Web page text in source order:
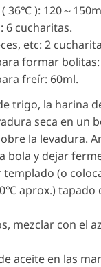
36℃ ): 120～
6 cucharitas.
etc: 2
formar
freír: 60ml.
trigo, la harina
seca en un
la levadura.
bola y dejar
(o
aprox.) tapado
mezclar con el
aceite en las